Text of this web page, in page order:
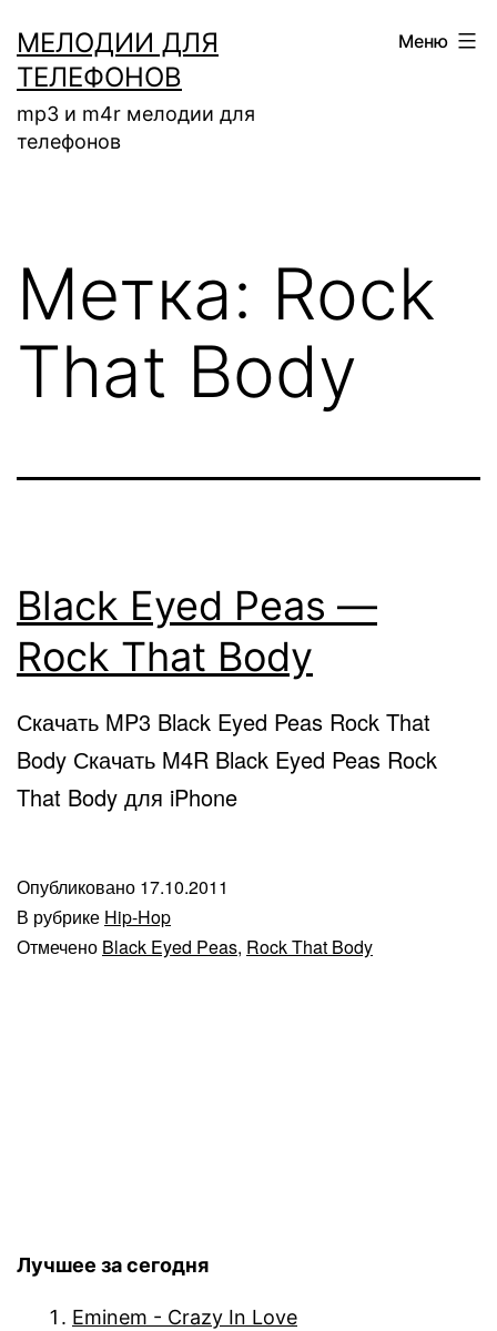
содержимому
МЕЛОДИИ ДЛЯ
ТЕЛЕФОНОВ
mp3 и m4r мелодии для
телефонов
Меню
Метка: Rock
That Body
Black Eyed Peas —
Rock That Body
Скачать MP3 Black Eyed Peas Rock That
Body Скачать M4R Black Eyed Peas Rock
That Body для iPhone
Опубликовано 17.10.2011
В рубрике Hip-Hop
Отмечено Black Eyed Peas, Rock That Body
Лучшее за сегодня
Eminem - Crazy In Love